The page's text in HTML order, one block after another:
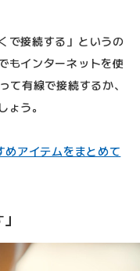
で接続する」というの
もインターネットを使
て有線で接続するか、
う。
アイテムをまとめて